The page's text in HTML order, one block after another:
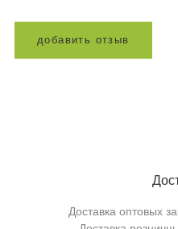
добавит ь отз ыв
Доставка оптовых